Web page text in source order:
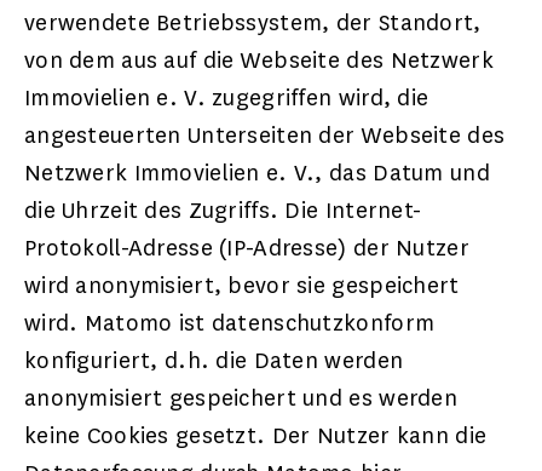
verwendete Betriebssystem, der Standort,
von dem aus auf die Webseite des Netzwerk
Immovielien e. V. zugegriffen wird, die
angesteuerten Unterseiten der Webseite des
Netzwerk Immovielien e. V., das Datum und
die Uhrzeit des Zugriffs. Die Internet-
Protokoll-Adresse (IP-Adresse) der Nutzer
wird anonymisiert, bevor sie gespeichert
wird. Matomo ist datenschutzkonform
konfiguriert, d.h. die Daten werden
anonymisiert gespeichert und es werden
keine Cookies gesetzt. Der Nutzer kann die